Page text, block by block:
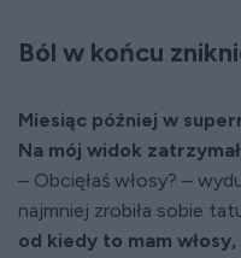
Ból w końcu
Miesiąc później w
Na mój widok
– Obcięłaś włosy? –
najmniej zrobiła sobie
od kiedy to mam włosy,